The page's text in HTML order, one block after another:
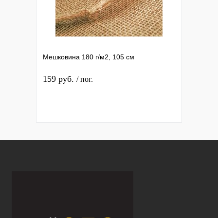
Мешковина 180 г/м2, 105 см
159 руб. / пог.